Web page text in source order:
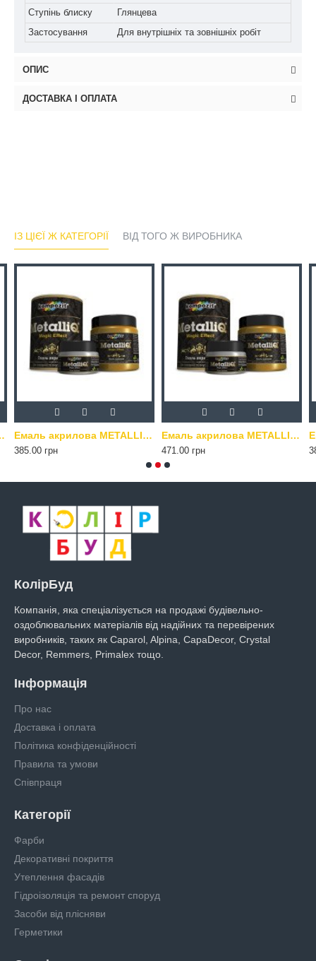
Ступінь блиску
Глянцева
Застосування
Для внутрішніх та зовнішніх робіт
ОПИС
ДОСТАВКА І ОПЛАТА
ІЗ ЦІЄЇ Ж КАТЕГОРІЇ ВІД ТОГО Ж ВИРОБНИКА
0.5 кг мідь Емаль акрилова METALLIQ Kompozit 0.5 кг платина
385.00 грн
Емаль акрилова METALLIQ Kompozit 0.5 кг римське золото
471.00 грн
КолірБуд
Компанія, яка спеціалізується на продажі будівельно-
оздоблювальних матеріалів від надійних та перевірених
виробників, таких як Caparol, Alpina, CapaDecor, Crystal
Decor, Remmers, Primalex тощо.
Інформація
Про нас
Доставка і оплата
Політика конфіденційності
Правила та умови
Співпраця
Категорії
Фарби
Декоративні покриття
Утеплення фасадів
Гідроізоляція та ремонт споруд
Засоби від плісняви
Герметики